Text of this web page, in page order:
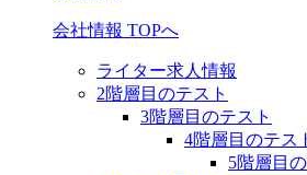
会社情報 TOPへ
ライター求人情報
2階層目のテスト
3階層目のテスト
4階層目のテス
5階層目